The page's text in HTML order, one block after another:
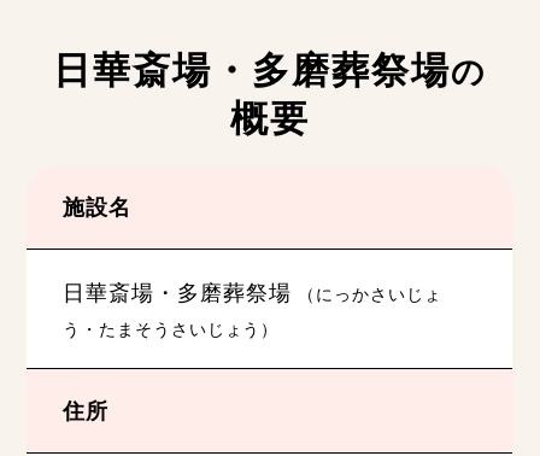
日華斎場・多磨葬祭場の
概要
施設名
日華斎場・多磨葬祭場
（にっかさいじょ
う・たまそうさいじょう）
住所